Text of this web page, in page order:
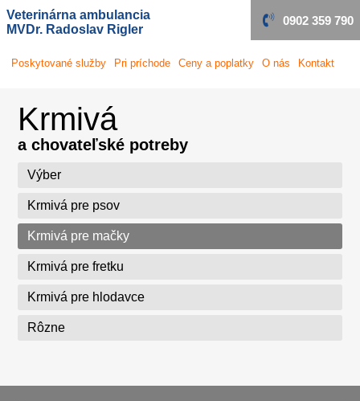
Veterinárna ambulancia
MVDr. Radoslav Rigler
0902 359 790
Poskytovanéslužby Pri príchode Ceny a poplatky O nás Kontakt
Krmivá
a chovateľské potreby
Výber
Krmivá pre psov
Krmivá pre mačky
Krmivá pre fretku
Krmivá pre hlodavce
Rôzne